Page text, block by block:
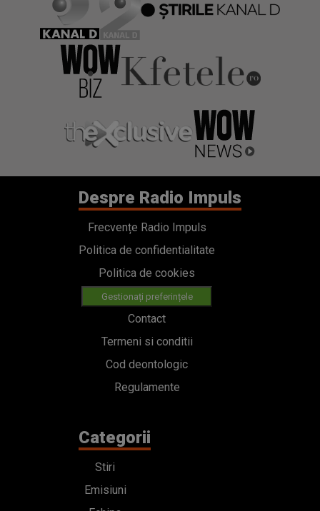
Despre Radio Impuls
Frecvențe Radio Impuls
Politica de confidentialitate
Politica de cookies
Gestionați preferințele
Contact
Termeni si conditii
Cod deontologic
Regulamente
Categorii
Stiri
Emisiuni